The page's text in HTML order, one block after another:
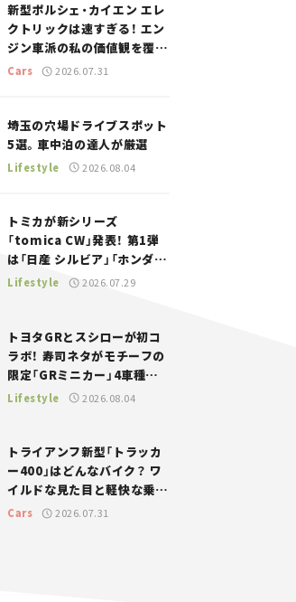
新型ポルシェ・カイエン エレ
クトリックは速すぎる！ エン
ジン車派の私の価値観を覆し
た、新しいポルシェの走り。
Cars 2026.07.31
埼玉の穴場ドライブスポット
5選。車中泊の達人が厳選
Lifestyle 2026.08.04
トミカが新シリーズ
「tomica CW」発表！ 第1弾
は「日産 シルビア」「ホンダ
NSX」が登場。世界が注目す
Lifestyle 2026.07.29
トヨタGRとスシローが初コ
ラボ！ 寿司ネタがモチーフの
限定「GRミニカー」4車種が
登場。入手方法は？【クルマ
Lifestyle 2026.08.04
トライアンフ新型「トラッカ
ー400」はどんなバイク？ ワ
イルドな見た目と軽快な乗り
味を両立した400ccフラット
Cars 2026.07.31